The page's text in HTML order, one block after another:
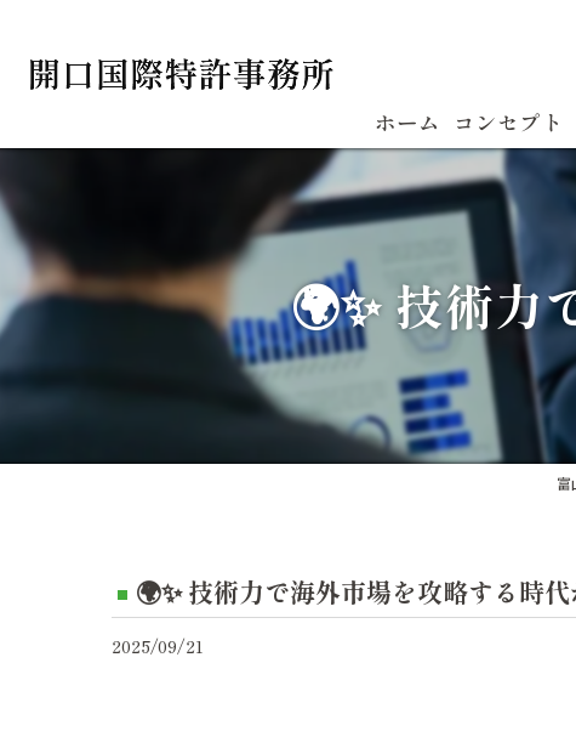
ホーム コンセプト
🌍✨ 技術力
富
🌍✨ 技術力で海外市場を攻略する時
2025/09/21